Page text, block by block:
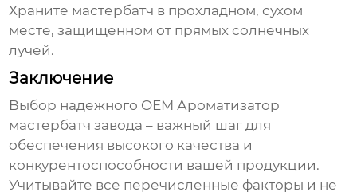
Храните мастербатч в прохладном, сухом
месте, защищенном от прямых солнечных
лучей.
Заключение
Выбор надежного OEM Ароматизатор
мастербатч завода – важный шаг для
обеспечения высокого качества и
конкурентоспособности вашей продукции.
Учитывайте все перечисленные факторы и не